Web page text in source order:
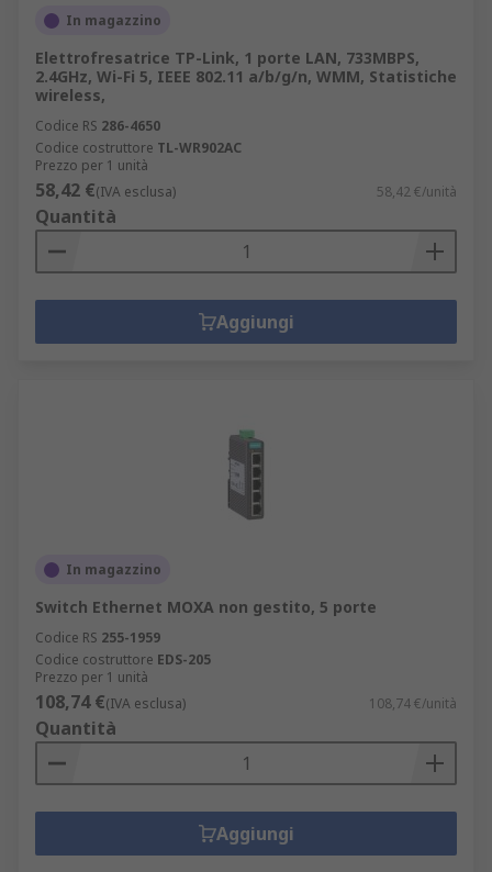
In magazzino
Elettrofresatrice TP-Link, 1 porte LAN, 733MBPS,
2.4GHz, Wi-Fi 5, IEEE 802.11 a/b/g/n, WMM, Statistiche
wireless,
Codice RS 286-4650
Codice costruttore TL-WR902AC
Prezzo per 1 unità
58,42 €(IVA esclusa) 58,42 €/unità
Quantità
Aggiungi
In magazzino
Switch Ethernet MOXA non gestito, 5 porte
Codice RS 255-1959
Codice costruttore EDS-205
Prezzo per 1 unità
108,74 €(IVA esclusa) 108,74 €/unità
Quantità
Aggiungi